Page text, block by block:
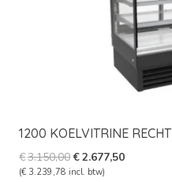
1200 KOELVITRINE RECHT
€3.150,00Oorspronkelijke
prijs
€2.677,50Huidige
(€ 3.239,78 incl. btw)